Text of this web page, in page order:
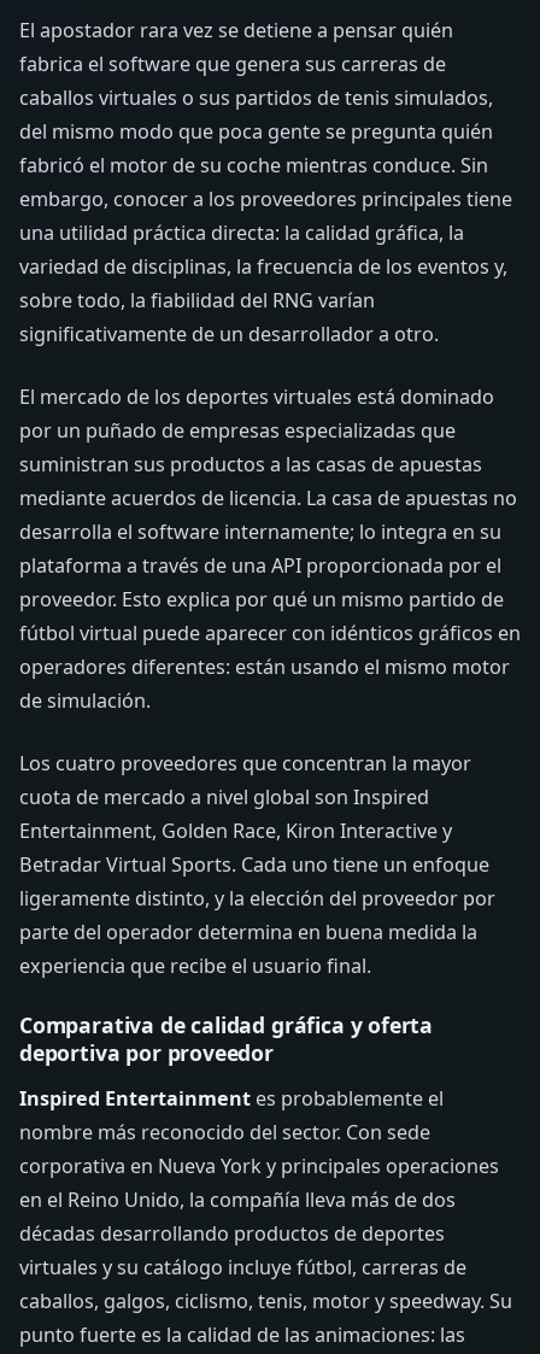
El apostador rara vez se detiene a pensar quién
fabrica el software que genera sus carreras de
caballos virtuales o sus partidos de tenis simulados,
del mismo modo que poca gente se pregunta quién
fabricó el motor de su coche mientras conduce. Sin
embargo, conocer a los proveedores principales tiene
una utilidad práctica directa: la calidad gráfica, la
variedad de disciplinas, la frecuencia de los eventos y,
sobre todo, la fiabilidad del RNG varían
significativamente de un desarrollador a otro.
El mercado de los deportes virtuales está dominado
por un puñado de empresas especializadas que
suministran sus productos a las casas de apuestas
mediante acuerdos de licencia. La casa de apuestas no
desarrolla el software internamente; lo integra en su
plataforma a través de una API proporcionada por el
proveedor. Esto explica por qué un mismo partido de
fútbol virtual puede aparecer con idénticos gráficos en
operadores diferentes: están usando el mismo motor
de simulación.
Los cuatro proveedores que concentran la mayor
cuota de mercado a nivel global son Inspired
Entertainment, Golden Race, Kiron Interactive y
Betradar Virtual Sports. Cada uno tiene un enfoque
ligeramente distinto, y la elección del proveedor por
parte del operador determina en buena medida la
experiencia que recibe el usuario final.
Comparativa de calidad gráfica y oferta
deportiva por proveedor
Inspired Entertainment es probablemente el
nombre más reconocido del sector. Con sede
corporativa en Nueva York y principales operaciones
en el Reino Unido, la compañía lleva más de dos
décadas desarrollando productos de deportes
virtuales y su catálogo incluye fútbol, carreras de
caballos, galgos, ciclismo, tenis, motor y speedway. Su
punto fuerte es la calidad de las animaciones: las